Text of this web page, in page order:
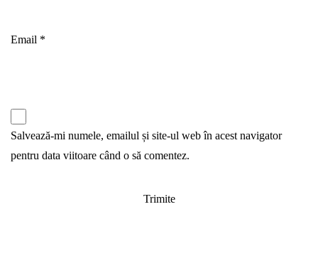
Email *
Salvează-mi numele, emailul și site-ul web în acest navigator
pentru data viitoare când o să comentez.